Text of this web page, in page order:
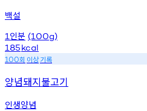
백설
1 인분 (100g)
185kcal
100회 이상기록
양념돼지불고기
인생양념